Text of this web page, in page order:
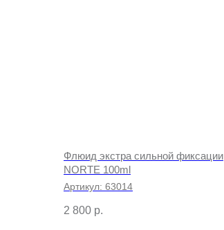
Флюид экстра сильной фиксации
NORTE 100ml
Артикул: 63014
2 800 р.